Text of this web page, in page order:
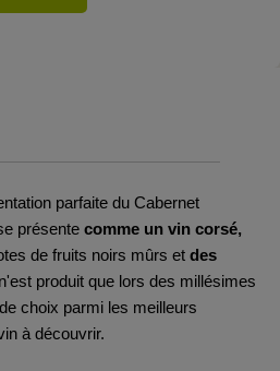
parfaite du Cabernet
présente comme un vin corsé,
de fruits noirs mûrs et des
produit que lors des millésimes
choix parmi les meilleurs
à découvrir.